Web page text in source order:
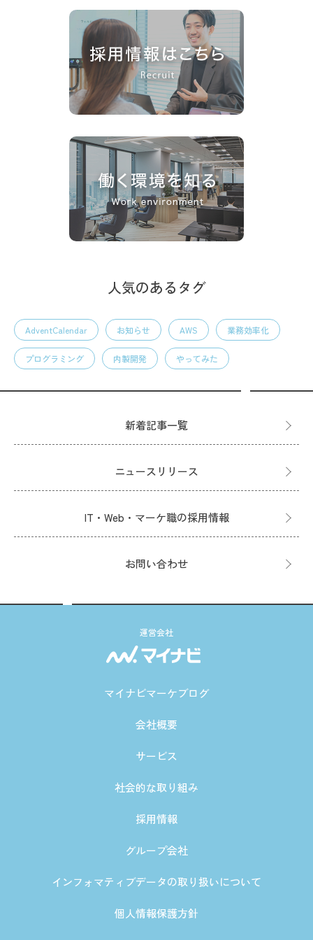
人気のあるタグ
AdventCalendar お知らせ AWS 業務効率化
プログラミング 内製開発 やってみた
新着記事一覧
ニュースリリース
IT・Web・マーケ職の採用情報
お問い合わせ
運営会社
マイナビマーケブログ
会社概要
サービス
社会的な取り組み
採用情報
グループ会社
インフォマティブデータの取り扱いについて
個人情報保護方針